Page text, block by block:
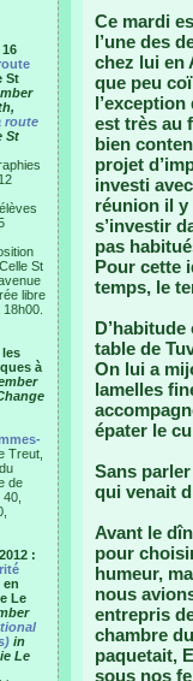
St
route
St
St
libre
les
à
Treut,
de
:
en
Le
in
Le
Ce mardi
l’une des
chez lui en
que peu
est très au
bien
projet
investi
réunion il y
s’investir
pas
Pour cette
temps, le
table de
On lui a
lamelles
épater le
Sans
qui venait
Avant le
pour
humeur,
nous
entrepris
chambre
paquetait,
sous nos